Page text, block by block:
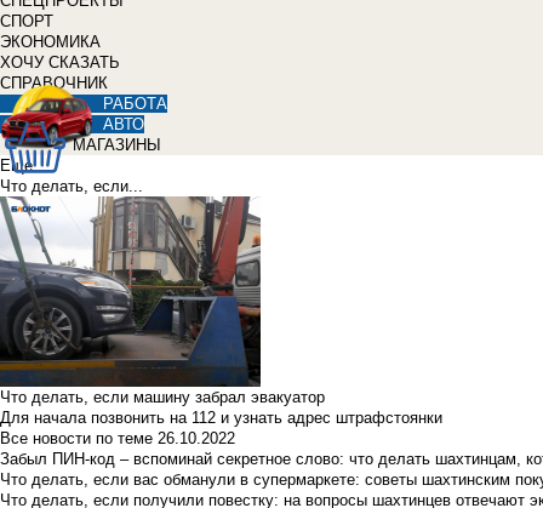
СПОРТ
ЭКОНОМИКА
ХОЧУ СКАЗАТЬ
СПРАВОЧНИК
РАБОТА
АВТО
МАГАЗИНЫ
Еще
Что делать, если...
Что делать, если машину забрал эвакуатор
Для начала позвонить на 112 и узнать адрес штрафстоянки
Все новости по теме 26.10.2022
Забыл ПИН-код – вспоминай секретное слово: что делать шахтинцам,
Что делать, если вас обманули в супермаркете: советы шахтинским
Что делать, если получили повестку: на вопросы шахтинцев отвечают